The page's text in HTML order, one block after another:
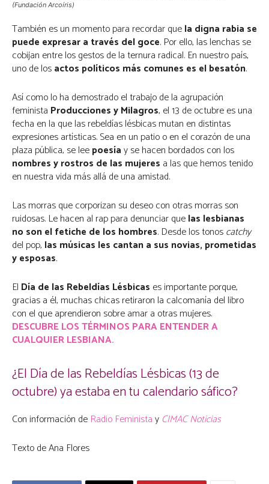
(Fundación Arcoíris)
También es un momento para recordar quela digna rabia se
puede expresar a través del goce. Por ello, las lenchas se
cobijan entre los gestos de la ternura radical. En nuestro país,
uno de losactos políticos más comunes es el besatón.
Así como lo ha demostrado el trabajo de la agrupación
feminista Producciones y Milagros, el 13 de octubre es una
fecha en la que las rebeldías lésbicas mutan en distintas
expresiones artísticas. Sea en un patio o en el corazón de una
plaza pública, se leepoesíay se hacen bordados con los
nombres y rostros de las mujeres a las que hemos tenido
en nuestra vida más allá de una amistad.
Las morras que corporizan su deseo con otras morras son
ruidosas. Le hacen al rap para denunciar quelas lesbianas
no son el fetiche de los hombres. Desde los tonoscatchy
del pop, las músicas les cantan a sus novias, prometidas
y esposas.
El Día de las Rebeldías Lésbicas es importante porque,
gracias a él, muchas chicas retiraron la calcomanía del libro
con el que aprendieron sobre amar a otras mujeres.
DESCUBRE LOS TÉRMINOS PARA ENTENDER A
CUALQUIER LESBIANA.
¿El Día de las Rebeldías Lésbicas (13 de
octubre) ya estaba en tu calendario sáfico?
Con información de Radio FeministayCIMAC Noticias
Texto de Ana Flores